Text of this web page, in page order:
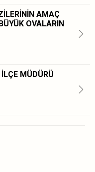
AMAÇ
OVALARIN
MÜDÜRÜ